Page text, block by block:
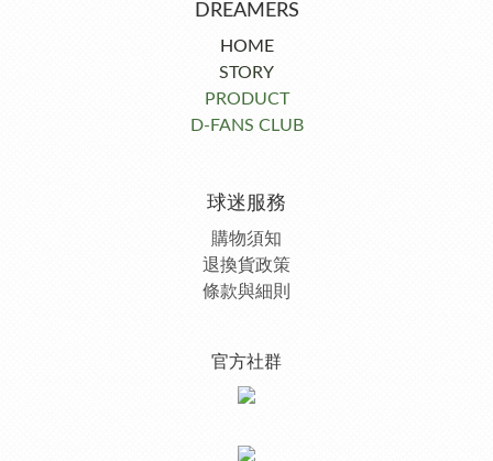
DREAMERS
HOME
STORY
PRODUCT
D-FANS CLUB
球迷服務
購物須知
退換貨政策
條款與細則
官方社群